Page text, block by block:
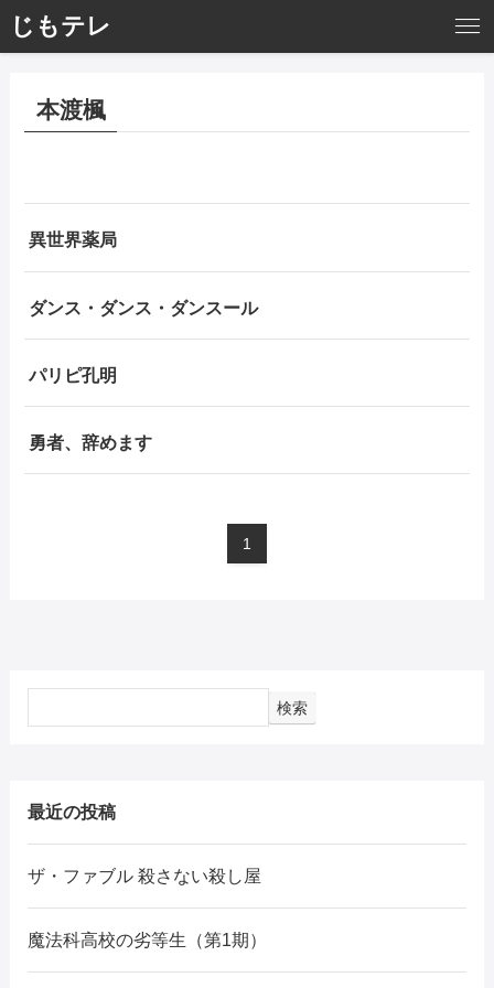
じもテレ
本渡楓
異世界薬局
ダンス・ダンス・ダンスール
パリピ孔明
勇者、辞めます
1
検索
最近の投稿
ザ・ファブル 殺さない殺し屋
魔法科高校の劣等生（第1期）